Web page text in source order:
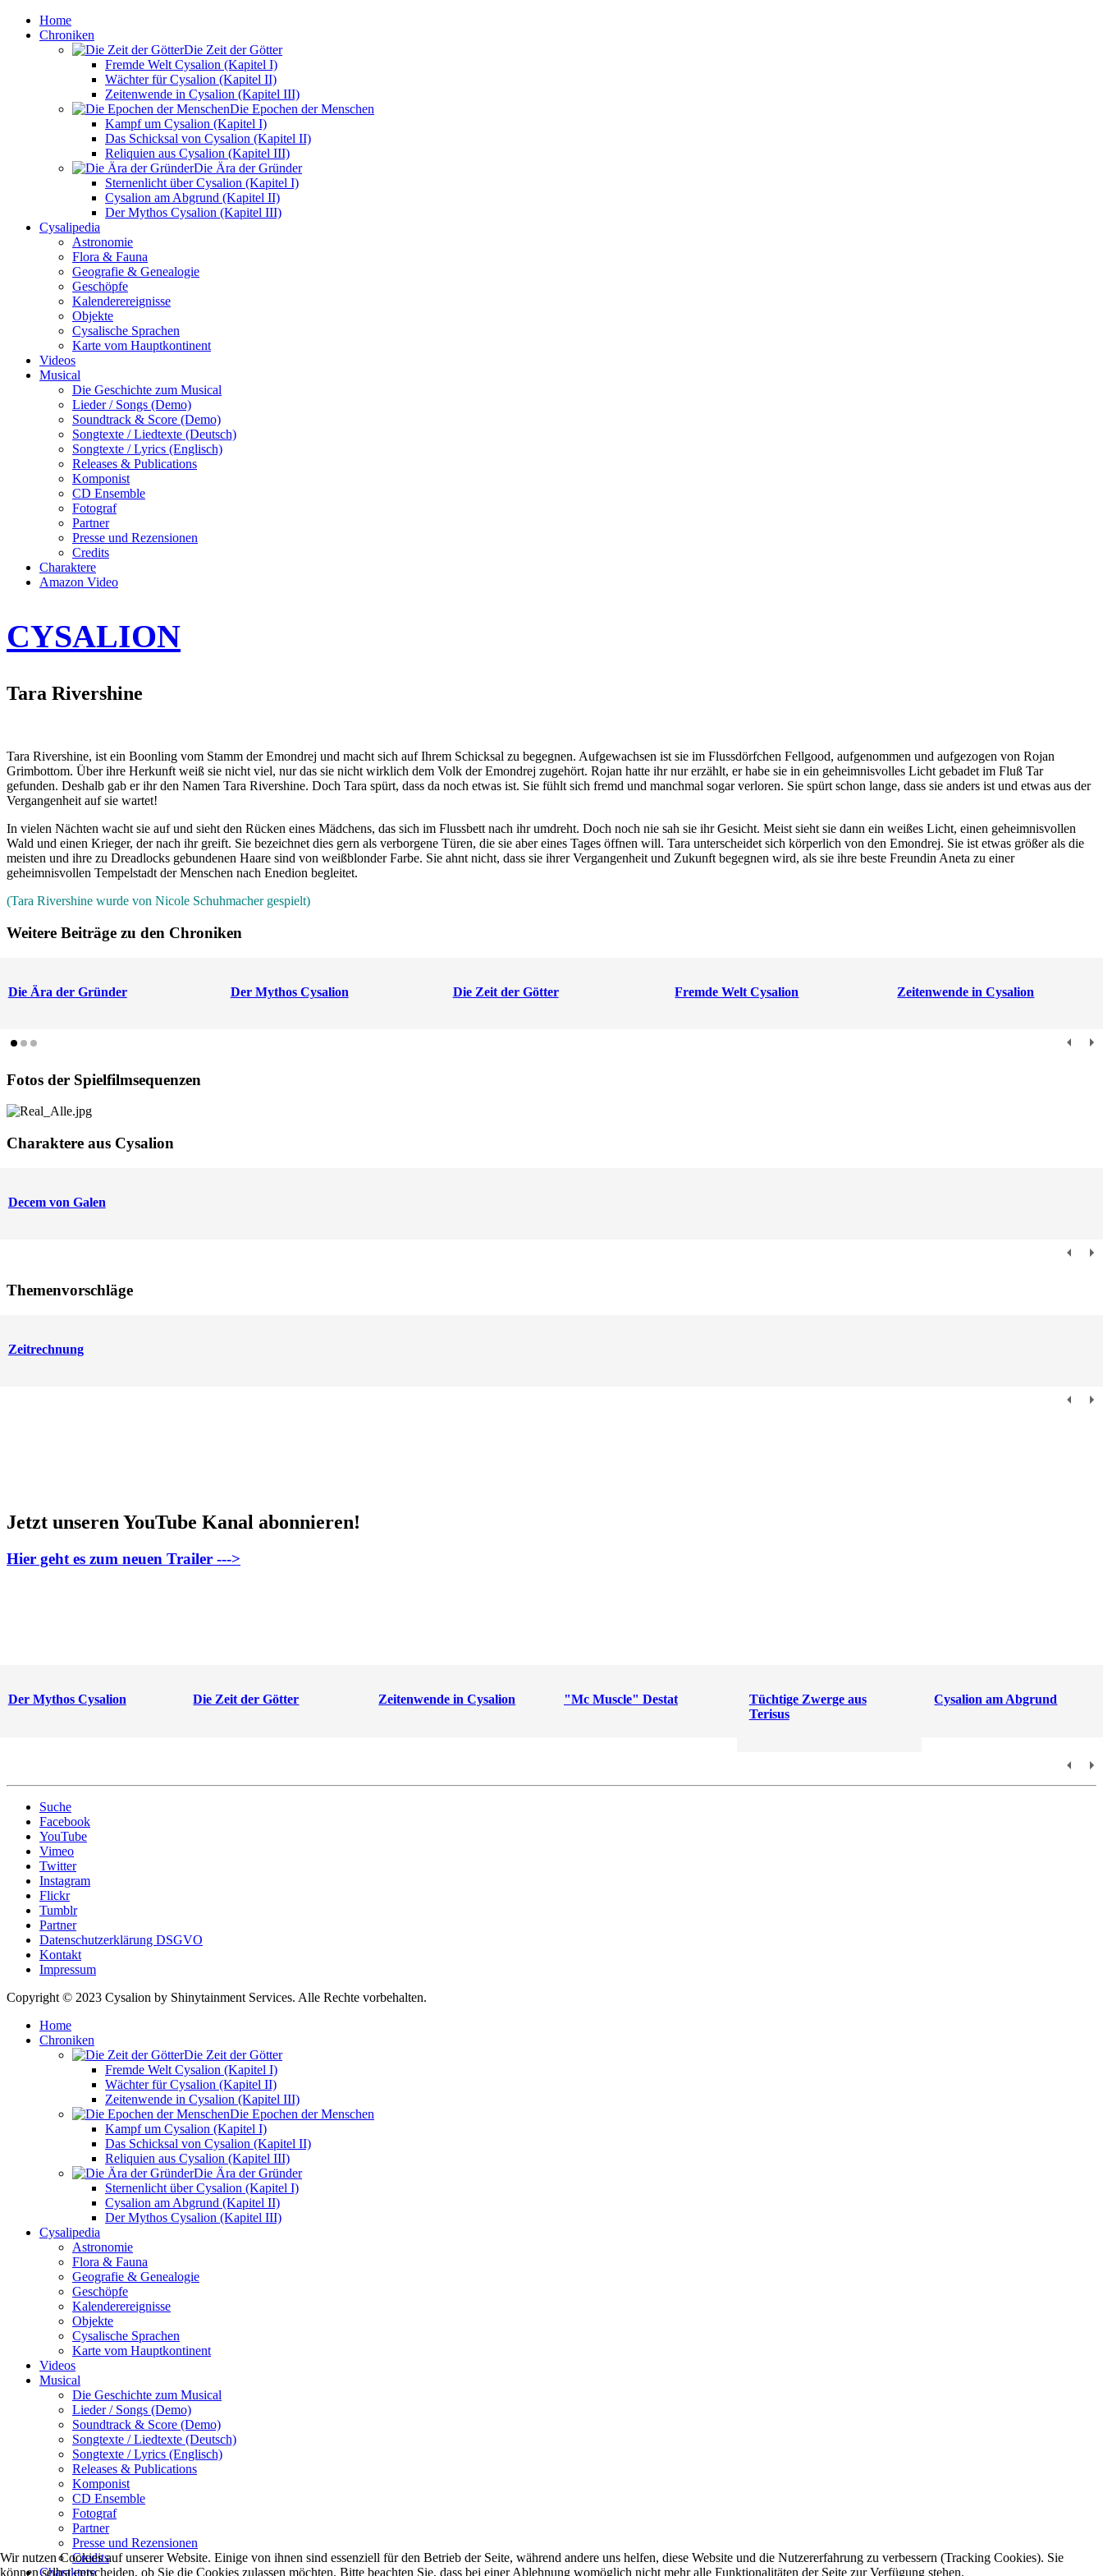
Home
Chroniken
Die Zeit der Götter
Fremde Welt Cysalion (Kapitel I)
Wächter für Cysalion (Kapitel II)
Zeitenwende in Cysalion (Kapitel III)
Die Epochen der Menschen
Kampf um Cysalion (Kapitel I)
Das Schicksal von Cysalion (Kapitel II)
Reliquien aus Cysalion (Kapitel III)
Die Ära der Gründer
Sternenlicht über Cysalion (Kapitel I)
Cysalion am Abgrund (Kapitel II)
Der Mythos Cysalion (Kapitel III)
Cysalipedia
Astronomie
Flora & Fauna
Geografie & Genealogie
Geschöpfe
Kalenderereignisse
Objekte
Cysalische Sprachen
Karte vom Hauptkontinent
Videos
Musical
Die Geschichte zum Musical
Lieder / Songs (Demo)
Soundtrack & Score (Demo)
Songtexte / Liedtexte (Deutsch)
Songtexte / Lyrics (Englisch)
Releases & Publications
Komponist
CD Ensemble
Fotograf
Partner
Presse und Rezensionen
Credits
Charaktere
Amazon Video
CYSALION
Tara Rivershine
Tara Rivershine, ist ein Boonling vom Stamm der Emondrej und macht sich auf Ihrem Schicksal zu begegnen. Aufgewachsen ist sie im Flussdörfchen Fellgood, aufgenommen und aufgezogen von Rojan
Grimbottom. Über ihre Herkunft weiß sie nicht viel, nur das sie nicht wirklich dem Volk der Emondrej zugehört. Rojan hatte ihr nur erzählt, er habe sie in ein geheimnisvolles Licht gebadet im Fluß Tar
gefunden. Deshalb gab er ihr den Namen Tara Rivershine. Doch Tara spürt, dass da noch etwas ist. Sie fühlt sich fremd und manchmal sogar verloren. Sie spürt schon lange, dass sie anders ist und etwas aus der
Vergangenheit auf sie wartet!
In vielen Nächten wacht sie auf und sieht den Rücken eines Mädchens, das sich im Flussbett nach ihr umdreht. Doch noch nie sah sie ihr Gesicht. Meist sieht sie dann ein weißes Licht, einen geheimnisvollen
Wald und einen Krieger, der nach ihr greift. Sie bezeichnet dies gern als verborgene Türen, die sie aber eines Tages öffnen will. Tara unterscheidet sich körperlich von den Emondrej. Sie ist etwas größer als die
meisten und ihre zu Dreadlocks gebundenen Haare sind von weißblonder Farbe. Sie ahnt nicht, dass sie ihrer Vergangenheit und Zukunft begegnen wird, als sie ihre beste Freundin Aneta zu einer
geheimnisvollen Tempelstadt der Menschen nach Enedion begleitet.
(Tara Rivershine wurde von Nicole Schuhmacher gespielt)
Weitere Beiträge zu den Chroniken
Die Ära der Gründer Der Mythos Cysalion Die Zeit der Götter Fremde Welt Cysalion Zeitenwende in Cysalion
Fotos der Spielfilmsequenzen
Charaktere aus Cysalion
Decem von Galen
Themenvorschläge
Zeitrechnung
Jetzt unseren YouTube Kanal abonnieren!
Hier geht es zum neuen Trailer --->
Der Mythos Cysalion Die Zeit der Götter Zeitenwende in Cysalion "Mc Muscle" Destat
Tüchtige Zwerge aus
Terisus
Cysalion am Abgrund
Suche
Facebook
YouTube
Vimeo
Twitter
Instagram
Flickr
Tumblr
Partner
Datenschutzerklärung DSGVO
Kontakt
Impressum
Copyright © 2023 Cysalion by Shinytainment Services. Alle Rechte vorbehalten.
Home
Chroniken
Die Zeit der Götter
Fremde Welt Cysalion (Kapitel I)
Wächter für Cysalion (Kapitel II)
Zeitenwende in Cysalion (Kapitel III)
Die Epochen der Menschen
Kampf um Cysalion (Kapitel I)
Das Schicksal von Cysalion (Kapitel II)
Reliquien aus Cysalion (Kapitel III)
Die Ära der Gründer
Sternenlicht über Cysalion (Kapitel I)
Cysalion am Abgrund (Kapitel II)
Der Mythos Cysalion (Kapitel III)
Cysalipedia
Astronomie
Flora & Fauna
Geografie & Genealogie
Geschöpfe
Kalenderereignisse
Objekte
Cysalische Sprachen
Karte vom Hauptkontinent
Videos
Musical
Die Geschichte zum Musical
Lieder / Songs (Demo)
Soundtrack & Score (Demo)
Songtexte / Liedtexte (Deutsch)
Songtexte / Lyrics (Englisch)
Releases & Publications
Komponist
CD Ensemble
Fotograf
Partner
Presse und Rezensionen
Credits
Charaktere
Wir nutzen Cookies auf unserer Website. Einige von ihnen sind essenziell für den Betrieb der Seite, während andere uns helfen, diese Website und die Nutzererfahrung zu verbessern (Tracking Cookies). Sie
können selbst entscheiden, ob Sie die Cookies zulassen möchten. Bitte beachten Sie, dass bei einer Ablehnung womöglich nicht mehr alle Funktionalitäten der Seite zur Verfügung stehen.